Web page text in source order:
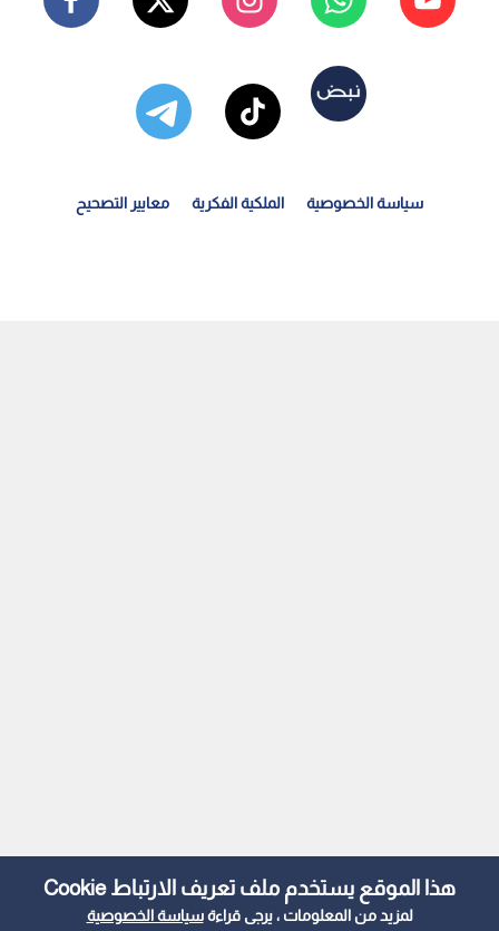
هذا الموقع يستخدم ملف تعريف الارتباط Cookie
لمزيد من المعلومات ، يرجى قراءةسياسة الخصوصية
سياسة الخصوصية الملكية الفكرية معايير التصحيح